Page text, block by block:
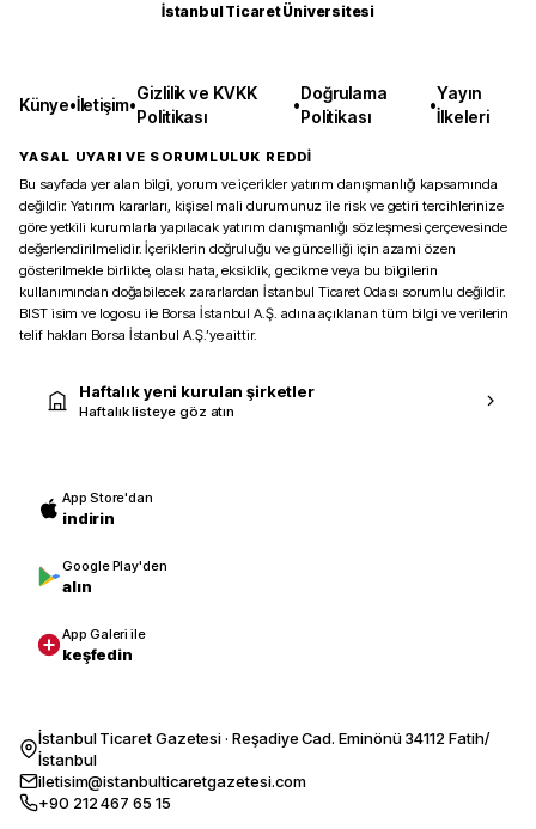
İstanbul Ticaret Üniversitesi
Künye•İletişim•
Gizlilik ve KVKK
Politikası
•
Doğrulama
Politikası
•
Yayın
İlkeleri
YASAL UYARI VE SORUMLULUK REDDİ
Bu sayfada yer alan bilgi, yorum ve içerikler yatırım danışmanlığı kapsamında
değildir. Yatırım kararları, kişisel mali durumunuz ile risk ve getiri tercihlerinize
göre yetkili kurumlarla yapılacak yatırım danışmanlığı sözleşmesi çerçevesinde
değerlendirilmelidir. İçeriklerin doğruluğu ve güncelliği için azami özen
gösterilmekle birlikte, olası hata, eksiklik, gecikme veya bu bilgilerin
kullanımından doğabilecek zararlardan İstanbul Ticaret Odası sorumlu değildir.
BIST isim ve logosu ile Borsa İstanbul A.Ş. adına açıklanan tüm bilgi ve verilerin
telif hakları Borsa İstanbul A.Ş.’ye aittir.
Haftalık yeni kurulan şirketler
Haftalık listeye göz atın
App Store'dan
indirin
Google Play'den
alın
App Galeri ile
keşfedin
İstanbul Ticaret Gazetesi · Reşadiye Cad. Eminönü 34112 Fatih/
İstanbul
iletisim@istanbulticaretgazetesi.com
+90 212 467 65 15